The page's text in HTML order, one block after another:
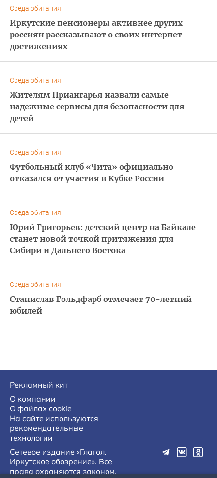
Среда обитания
Иркутские пенсионеры активнее других
россиян рассказывают о своих интернет-
достижениях
Среда обитания
Жителям Приангарья назвали самые
надежные сервисы для безопасности для
детей
Среда обитания
Футбольный клуб «Чита» официально
отказался от участия в Кубке России
Среда обитания
Юрий Григорьев: детский центр на Байкале
станет новой точкой притяжения для
Сибири и Дальнего Востока
Среда обитания
Станислав Гольдфарб отмечает 70-летний
юбилей
Рекламный кит
О компании
О файлах cookie
На сайте используются
рекомендательные
технологии
Сетевое издание «Глагол.
Иркутское обозрение». Все
права охраняются законом.